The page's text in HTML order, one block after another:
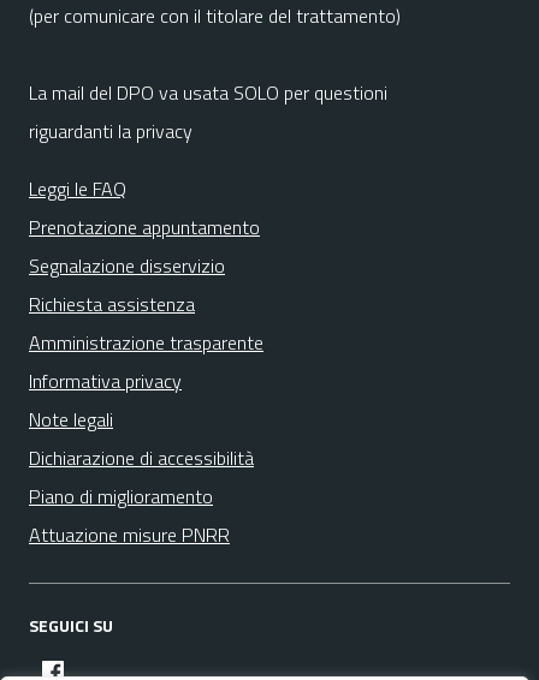
(per comunicare con il titolare del trattamento)
La mail del DPO va usata SOLO per questioni
riguardanti la privacy
Leggi le FAQ
Prenotazione appuntamento
Segnalazione disservizio
Richiesta assistenza
Amministrazione trasparente
Informativa privacy
Note legali
Dichiarazione di accessibilità
Piano di miglioramento
Attuazione misure PNRR
SEGUICI SU
facebook